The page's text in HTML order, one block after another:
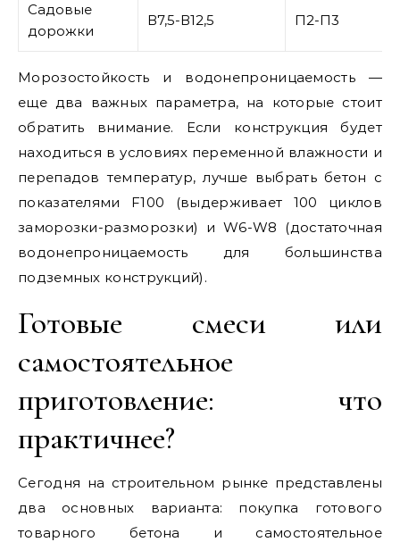
Садовые
дорожки
В7,5-В12,5 П2-П3
Морозостойкость и водонепроницаемость —
еще два важных параметра, на которые стоит
обратить внимание. Если конструкция будет
находиться в условиях переменной влажности и
перепадов температур, лучше выбрать бетон с
показателями F100 (выдерживает 100 циклов
заморозки-разморозки) и W6-W8 (достаточная
водонепроницаемость для большинства
подземных конструкций).
Готовые смеси или
самостоятельное
приготовление: что
практичнее?
Сегодня на строительном рынке представлены
два основных варианта: покупка готового
товарного бетона и самостоятельное